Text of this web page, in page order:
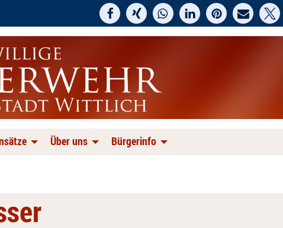
Über uns Bürgerinfo